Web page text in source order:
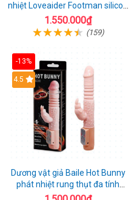
nhiệt Loveaider Footman silicon
an toàn
1.550.000₫
(159)
-13%
Hot
4.5
Dương vật giả Baile Hot Bunny
phát nhiệt rung thụt đa tính
năng sạc điện